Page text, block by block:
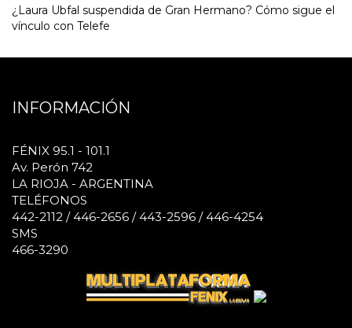
¿Laura Ubfal suspendida de Gran Hermano? Cómo sigue el
vínculo con Telefe
INFORMACIÓN
FÉNIX 95.1 - 101.1
Av. Perón 742
LA RIOJA - ARGENTINA
TELÉFONOS
442-2112 / 446-2656 / 443-2596 / 446-4254
SMS
466-3290